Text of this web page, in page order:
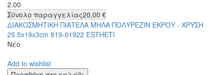
2.00
Σύνολο παραγγελίας20,00 €
ΔΙΑΚΟΣΜΗΤΙΚΗ ΠΙΑΤΕΛΑ ΜΗΛΑ ΠΟΛΥΡΕΖΙΝ ΕΚΡΟΥ - ΧΡΥΣΗ
25.5x19x3cm 819-01922 ESTHETI
Νέο
Add to wishlist